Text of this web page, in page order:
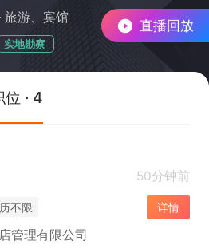
直播回放
旅游、宾馆
实地勘察
· 4
50分钟前
不限 详情
管理有限公司